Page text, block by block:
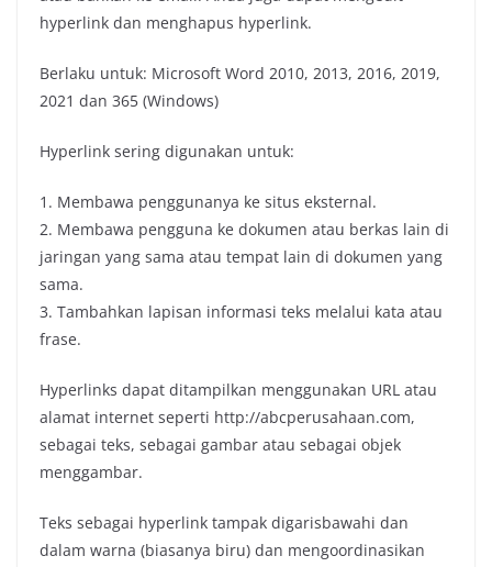
hyperlink dan menghapus hyperlink.
Berlaku untuk: Microsoft Word 2010, 2013, 2016, 2019,
2021 dan 365 (Windows)
Hyperlink sering digunakan untuk:
1. Membawa penggunanya ke situs eksternal.
2. Membawa pengguna ke dokumen atau berkas lain di
jaringan yang sama atau tempat lain di dokumen yang
sama.
3. Tambahkan lapisan informasi teks melalui kata atau
frase.
Hyperlinks dapat ditampilkan menggunakan URL atau
alamat internet seperti http://abcperusahaan.com,
sebagai teks, sebagai gambar atau sebagai objek
menggambar.
Teks sebagai hyperlink tampak digarisbawahi dan
dalam warna (biasanya biru) dan mengoordinasikan